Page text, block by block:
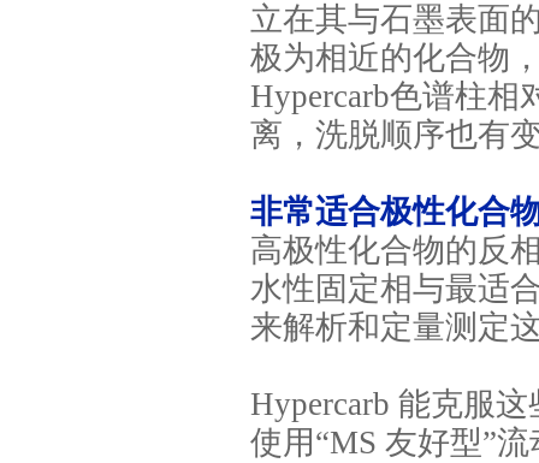
立在其与石墨表面
极为相近的化合物
Hypercarb色谱柱相
离，洗脱顺序也有
非常适合极性化合
高极性化合物的反
水性固定相与最适
来解析和定量测定
Hypercarb 能克服这
使用“MS 友好型”